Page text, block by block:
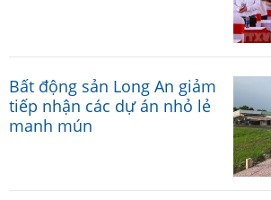
Bất động sản Long An giảm
tiếp nhận các dự án nhỏ lẻ
manh mún